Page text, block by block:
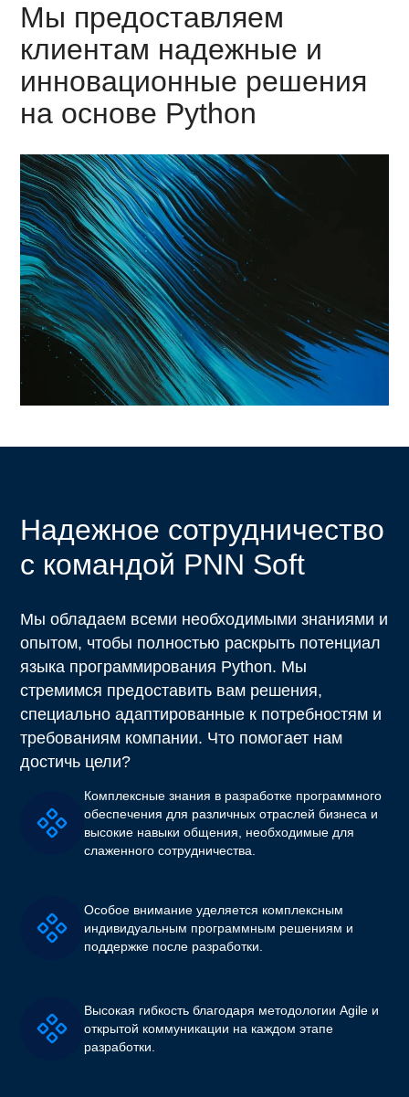
Мы предоставляем
клиентам надежные и
инновационные решения
на основе Python
Надежное сотрудничество
с командой PNN Soft
Мы обладаем всеми необходимыми знаниями и
опытом, чтобы полностью раскрыть потенциал
языка программирования Python. Мы
стремимся предоставить вам решения,
специально адаптированные к потребностям и
требованиям компании. Что помогает нам
достичь цели?
Комплексные знания в разработке программного
обеспечения для различных отраслей бизнеса и
высокие навыки общения, необходимые для
слаженного сотрудничества.
Особое внимание уделяется комплексным
индивидуальным программным решениям и
поддержке после разработки.
Высокая гибкость благодаря методологии Agile и
открытой коммуникации на каждом этапе
разработки.